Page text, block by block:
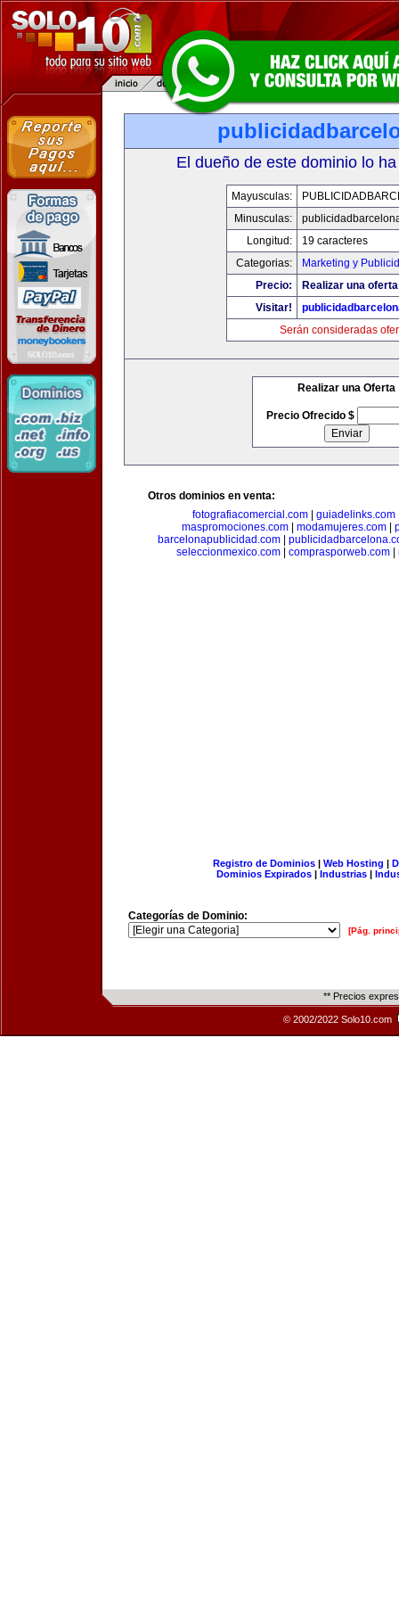
El dueño de este dominio lo
Mayusculas:
Minusculas:
Longitud:
19 caracteres
Categorias:
Marketing y
Precio:
Realizar una
Visitar!
Serán consideradas
Realizar una Oferta
Precio Ofrecido $
Otros dominios en venta:
fotografiacomercial.com
guiadelinks.com
maspromociones.com
modamujeres.com
barcelonapublicidad.com|
seleccionmexico.com| comprasporweb.com|
Registro de Dominios| Web Hosting |
Dominios Expirados | Industrias |
Categorías de Dominio:
[Pág.
** Precios
© 2002/2022 Solo10.com